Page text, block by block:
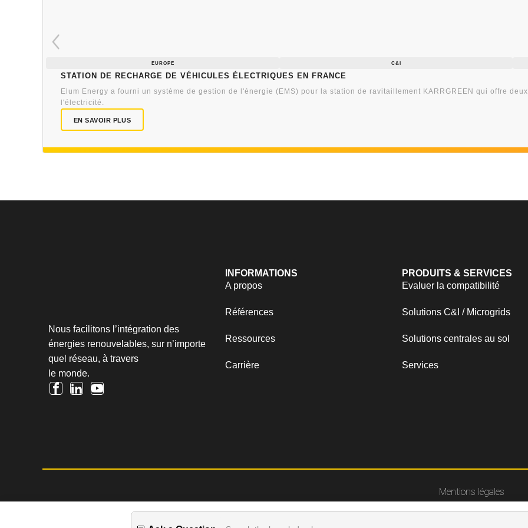
EUROPE C&I
Station de recharge de véhicules électriques en France
Elum Energy a fourni un système de gestion de l'énergie (EMS) pour la station de ravitaillement KARRGREEN qui offre
l'électricité.
EN SAVOIR PLUS
Nous facilitons l’intégration des
énergies renouvelables, sur n’importe
quel réseau, à travers
le monde.
INFORMATIONS
A propos
Références
Ressources
Carrière
PRODUITS & SERVICES
Evaluer la compatibilité
Solutions C&I / Microgrids
Solutions centrales au sol
Services
Mentions légales